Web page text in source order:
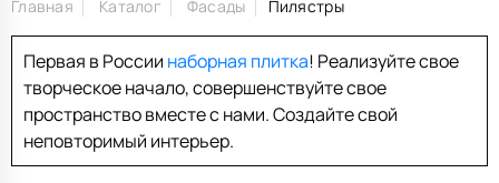
Главная Каталог Фасады Пилястры
Первая в России наборная плитка! Реализуйте свое
творческое начало, совершенствуйте свое
пространство вместе с нами. Создайте свой
неповторимый интерьер.